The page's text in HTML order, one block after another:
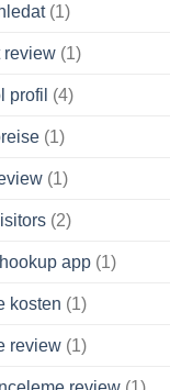
(1)
review (1)
profil (4)
(1)
(1)
(2)
app (1)
kosten (1)
review (1)